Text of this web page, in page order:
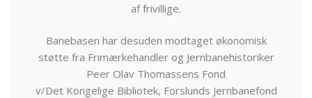
af frivillige.
Banebasen har desuden modtaget økonomisk
støtte fra Frimærkehandler og Jernbanehistoriker
Peer Olav Thomassens Fond
v/Det Kongelige Bibliotek, Forslunds Jernbanefond